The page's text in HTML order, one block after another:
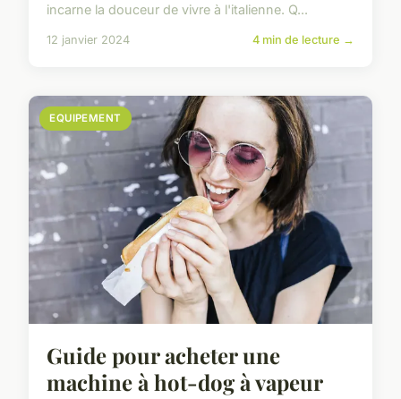
incarne la douceur de vivre à l'italienne. Q...
12 janvier 2024 4 min de lecture →
EQUIPEMENT
Guide pour acheter une
machine à hot-dog à vapeur